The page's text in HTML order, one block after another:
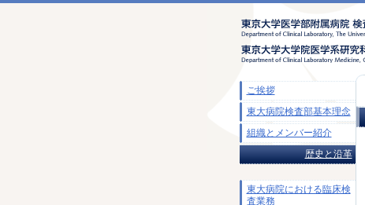
ご挨拶
東大病院検査部基本理念
組織とメンバー紹介
歴史と沿革
東大病院における臨床検
査業務